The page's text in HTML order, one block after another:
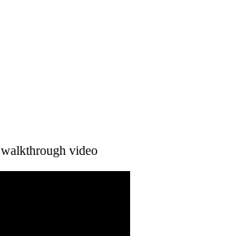
walkthrough video